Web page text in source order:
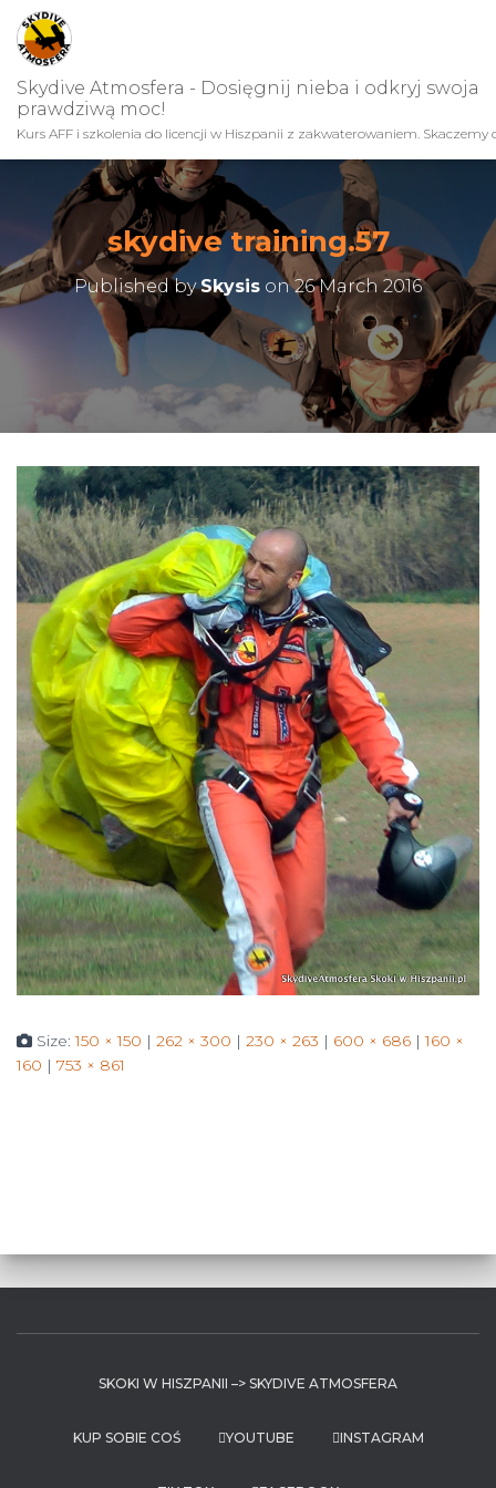
Skydive Atmosfera - Dosięgnij nieba i odkryj swoja
prawdziwą moc!
Kurs AFF i szkolenia do licencji w Hiszpanii z zakwaterowaniem. Skaczemy
skydive training.57
Published bySkysis on26 March 2016
Size:150 × 150 | 262 × 300 | 230 × 263 | 600 × 686 | 160 ×
160 | 753 × 861
SKOKI W HISZPANII –> SKYDIVE ATMOSFERA
KUP SOBIE COŚ YOUTUBE INSTAGRAM